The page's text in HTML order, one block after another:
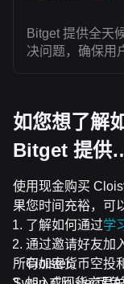
Bitget 提供全天
决问题，确保用
如您想了解
Bitget 提供
使用现金购买
果您时间充裕，可
了解如何通过学
通过邀请好友加
Cloister。
所有加密货币空投